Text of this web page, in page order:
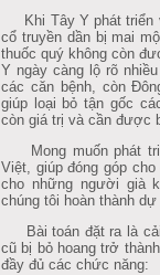
Khi Tây Y phát triển
cổ truyền dần bị mai
thuốc quý không còn
Y ngày càng lộ rõ
các căn bệnh, còn
giúp loại bỏ tận gốc
còn giá trị và cần được
Mong muốn phát
Việt, giúp đóng góp
cho những người già
chúng tôi hoàn thành dự
Bài toán đặt ra là cải
cũ bị bỏ hoang trở
đầy đủ các chức năng: